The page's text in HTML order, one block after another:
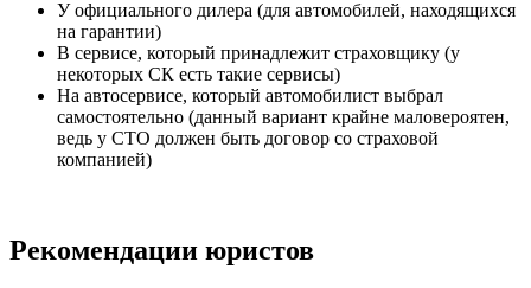
У официального дилера (для автомобилей, находящихся
на гарантии)
В сервисе, который принадлежит страховщику (у
некоторых СК есть такие сервисы)
На автосервисе, который автомобилист выбрал
самостоятельно (данный вариант крайне маловероятен,
ведь у СТО должен быть договор со страховой
компанией)
Рекомендации юристов